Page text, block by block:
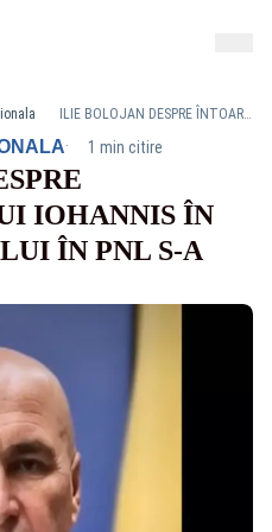
ILIE BOLOJAN DESPRE ÎNTOARCEREA LUI IOHANNIS ÎN PARTID: „EPOCA LUI ÎN PNL S-A ÎNCHEIAT”
· 1 min citire
IOHANNIS ÎN
ÎN PNL S-A